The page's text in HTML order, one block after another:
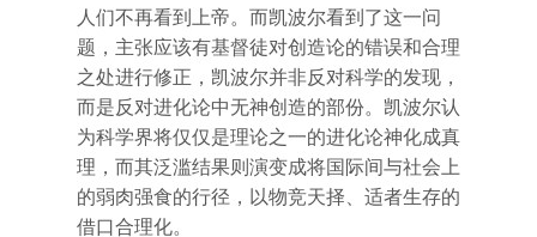
人们不再看到上帝。而凯波尔看到了这一问
题，主张应该有基督徒对创造论的错误和合理
之处进行修正，凯波尔并非反对科学的发现，
而是反对进化论中无神创造的部份。凯波尔认
为科学界将仅仅是理论之一的进化论神化成真
理，而其泛滥结果则演变成将国际间与社会上
的弱肉强食的行径，以物竞天择、适者生存的
借口合理化。